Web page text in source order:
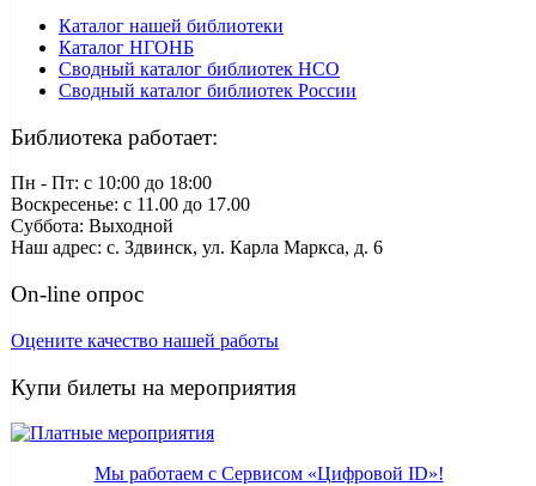
Каталог нашей библиотеки
Каталог НГОНБ
Сводный каталог библиотек НСО
Сводный каталог библиотек России
Библиотека работает:
Пн - Пт: c 10:00 до 18:00
Воскресенье: с 11.00 до 17.00
Суббота: Выходной
Наш адрес: с. Здвинск, ул. Карла Маркса, д. 6
On-line опрос
Оцените качество нашей работы
Купи билеты на мероприятия
Мы работаем с Сервисом «Цифровой ID»!